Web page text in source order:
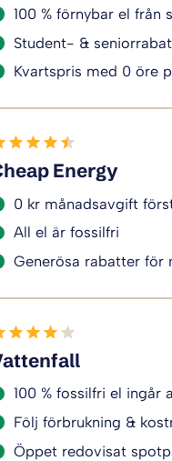
100 % förnybar el från
Student- &
Kvartspris med 0 öre
Energy
0 kr månadsavgift
All el är fossilfri
Generösa rabatter för
100 % fossilfri el ingår
Följ förbrukning &
Öppet redovisat